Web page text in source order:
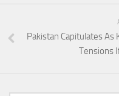
Pakistan Capitulates As
Tensions